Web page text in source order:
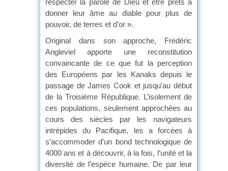
respecter la parole de Dieu et être prêts à
donner leur âme au diable pour plus de
pouvoir, de terres et d’or ».
Original dans son approche, Frédéric
Angleviel apporte une reconstitution
convaincante de ce que fut la perception
des Européens par les Kanaks depuis le
passage de James Cook et jusqu’au début
de la Troisième République. L’isolement de
ces populations, seulement approchées au
cours des siècles par les navigateurs
intrépides du Pacifique, les a forcées à
s’accommoder d’un bond technologique de
4000 ans et à découvrir, à la fois, l’unité et la
diversité de l’espèce humaine. De par leur